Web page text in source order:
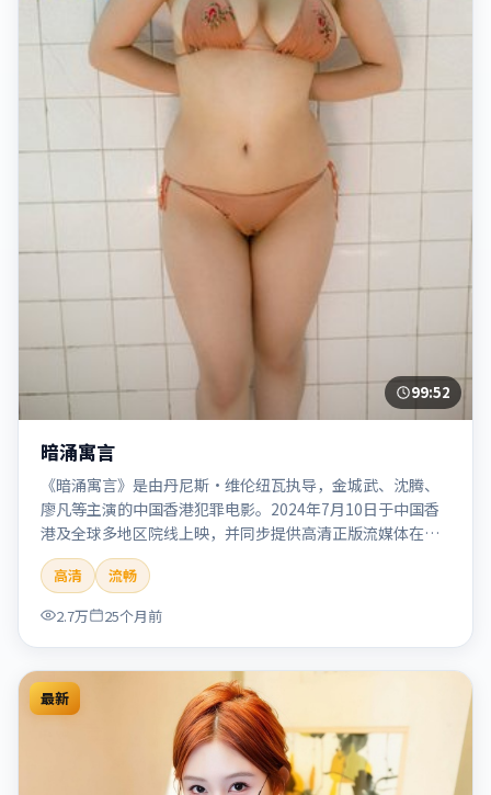
99:52
暗涌寓言
《暗涌寓言》是由丹尼斯·维伦纽瓦执导，金城武、沈腾、
廖凡等主演的中国香港犯罪电影。2024年7月10日于中国香
港及全球多地区院线上映，并同步提供高清正版流媒体在线
观看。剧情与看点：聚焦案件与人性灰色地带，张力十足，
兼具社会观察与戏剧冲突。本片适合检索「暗涌寓言」「丹
尼斯·维伦纽瓦」「犯罪」「中国香港」「2024」「2024-
07-10上映」等关键词的影迷阅读简介与主创信息。
高清
流畅
2.7万
25个月前
最新